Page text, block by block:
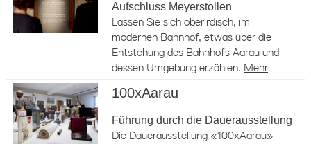
Aufschluss Meyerstollen
Lassen Sie sich oberirdisch, im
modernen Bahnhof, etwas über die
Entstehung des Bahnhofs Aarau und
dessen Umgebung erzählen. Mehr
100xAarau
Führung durch die Dauerausstellung
Die Dauerausstellung «100xAarau»